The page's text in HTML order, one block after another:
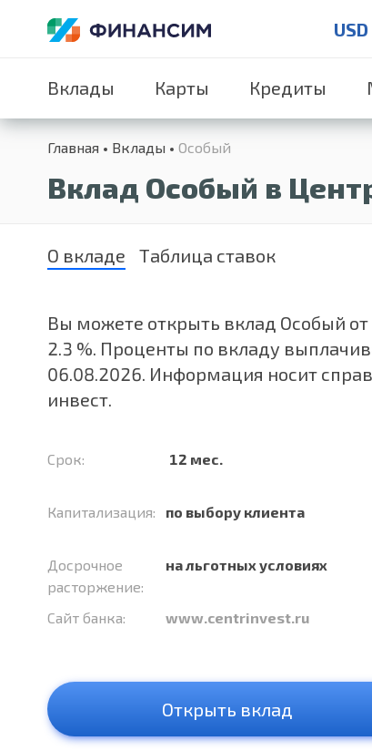
Вклады Карты Кредиты
Главная Вклады Особый
Вклад Особый в
О вкладе Таблица ставок
Вы можете открыть вклад Особый
2.3 %. Проценты по вкладу
06.08.2026. Информация носит
инвест.
Срок: 12 мес.
Капитализация: по выбору клиента
Досрочное
расторжение:
на льготных условиях
Сайт банка: www.centrinvest.ru
Открыть вклад